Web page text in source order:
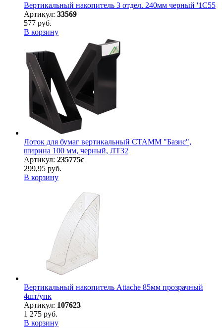
Вертикальный накопитель 3 отдел. 240мм черный '1С55
Артикул: 33569
577 руб.
В корзину
Лоток для бумаг вертикальный СТАММ "Базис",
ширина 100 мм, черный, ЛТ32
Артикул: 235775с
299,95 руб.
В корзину
Вертикальный накопитель Attache 85мм прозрачный
4шт/упк
Артикул: 107623
1 275 руб.
В корзину